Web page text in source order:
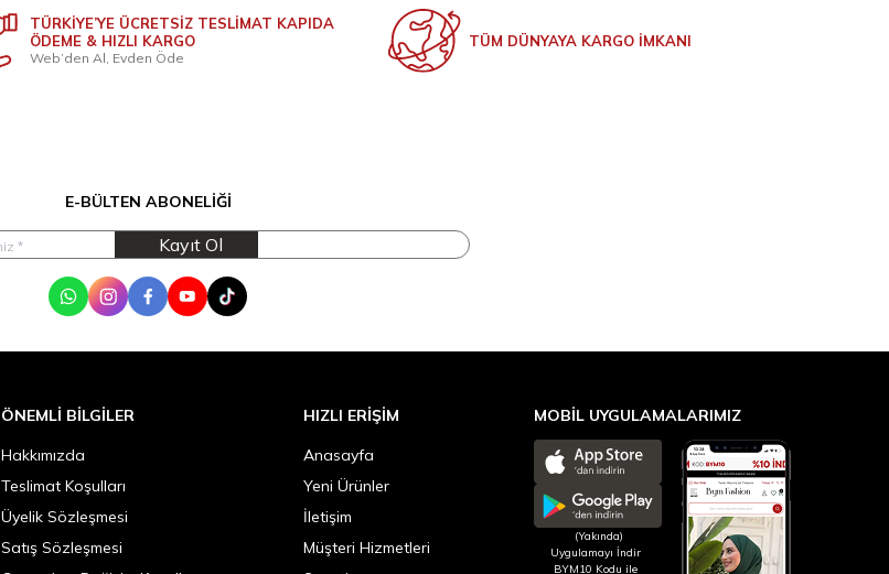
TÜRKİYE’YE ÜCRETSİZ TESLİMAT KAPIDA
ÖDEME & HIZLI KARGO
Web’den Al, Evden Öde
TÜM DÜNYAYA KARGO İMKANI
E-BÜLTEN ABONELIĞI
Kayıt Ol
WhatsAppInstagramFacebookYoutubeTik Tok
ÖNEMLI BILGILER
Hakkımızda
Teslimat Koşulları
Üyelik Sözleşmesi
Satış Sözleşmesi
HIZLI ERIŞIM
Anasayfa
Yeni Ürünler
İletişim
Müşteri Hizmetleri
MOBİL UYGULAMALARIMIZ
(Yakında)
Uygulamayı İndir
BYM10 Kodu ile